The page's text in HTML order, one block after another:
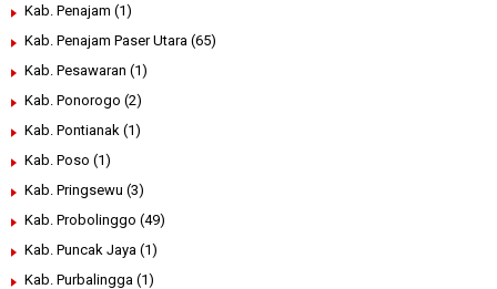
Kab. Penajam (1)
Kab. Penajam Paser Utara (65)
Kab. Pesawaran (1)
Kab. Ponorogo (2)
Kab. Pontianak (1)
Kab. Poso (1)
Kab. Pringsewu (3)
Kab. Probolinggo (49)
Kab. Puncak Jaya (1)
Kab. Purbalingga (1)